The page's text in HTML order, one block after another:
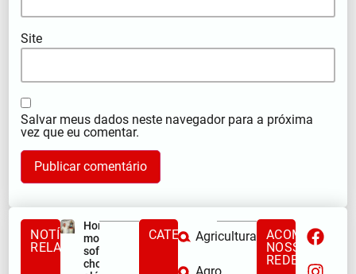
Site
Salvar meus dados neste navegador para a próxima
vez que eu comentar.
NOTÍCIAS
RELACIONADAS
Homem
morre após
sofrer
choque
CATEGORIASAgricultura
Agro
ACOMPANHE
NOSSAS
REDES